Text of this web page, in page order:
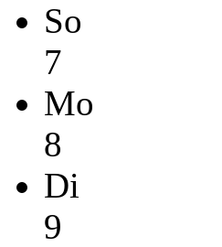
So
7
Mo
8
Di
9